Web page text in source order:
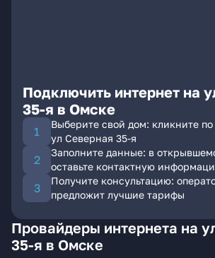
Подключить интернет на
35-я в Омске
Выберите свой дом: кликните
ул Северная 35-я
Заполните данные: в
оставьте контактную
Получите консультацию:
предложит лучшие тарифы
Провайдеры интернета на
35-я в Омске